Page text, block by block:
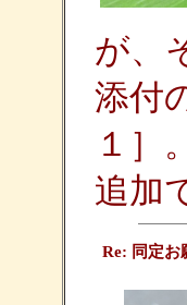
が、
添付
１］。
追加
Re: 同定お